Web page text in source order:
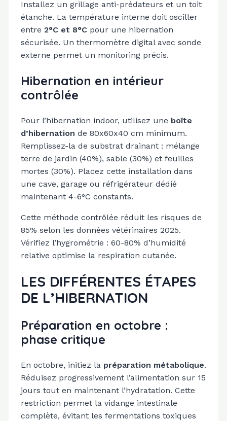
Installez un grillage anti-prédateurs et un toit
étanche. La température interne doit osciller
entre 2°C et 8°Cpour une hibernation
sécurisée. Un thermomètre digital avec sonde
externe permet un monitoring précis.
Hibernation en intérieur
contrôlée
Pour l’hibernation indoor, utilisez une boîte
d’hibernation de 80x60x40 cm minimum.
Remplissez-la de substrat drainant : mélange
terre de jardin (40%), sable (30%) et feuilles
mortes (30%). Placez cette installation dans
une cave, garage ou réfrigérateur dédié
maintenant 4-6°C constants.
Cette méthode contrôlée réduit les risques de
85% selon les données vétérinaires 2025.
Vérifiez l’hygrométrie : 60-80% d’humidité
relative optimise la respiration cutanée.
LES DIFFÉRENTES ÉTAPES
DE L’HIBERNATION
Préparation en octobre :
phase critique
En octobre, initiez la préparation métabolique.
Réduisez progressivement l’alimentation sur 15
jours tout en maintenant l’hydratation. Cette
restriction permet la vidange intestinale
complète, évitant les fermentations toxiques